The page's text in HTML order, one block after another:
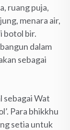
ruang puja,
menara air,
botol bir.
dalam
sebagai
sebagai Wat
Para bhikkhu
setia untuk